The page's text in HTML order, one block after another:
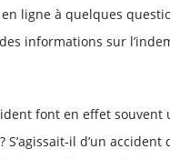
ligne à quelques
informations sur
font en effet
il d’un